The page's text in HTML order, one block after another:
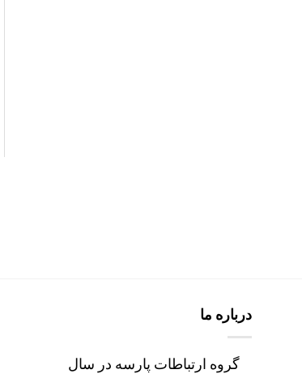
درباره ما
گروه ارتباطات پارسه در سال